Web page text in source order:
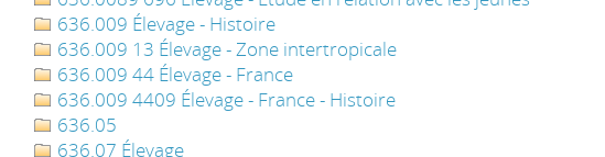
636.009 Élevage - Histoire
636.009 13 Élevage - Zone intertropicale
636.009 44 Élevage - France
636.009 4409 Élevage - France - Histoire
636.05
636.07 Élevage